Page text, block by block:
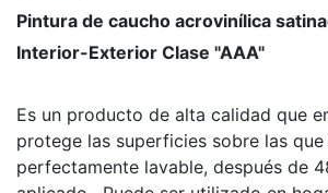
Pintura de caucho acrovinílica
Interior-Exterior Clase "AAA"
Es un producto de alta calidad que
protege las superficies sobre las
perfectamente lavable, después de